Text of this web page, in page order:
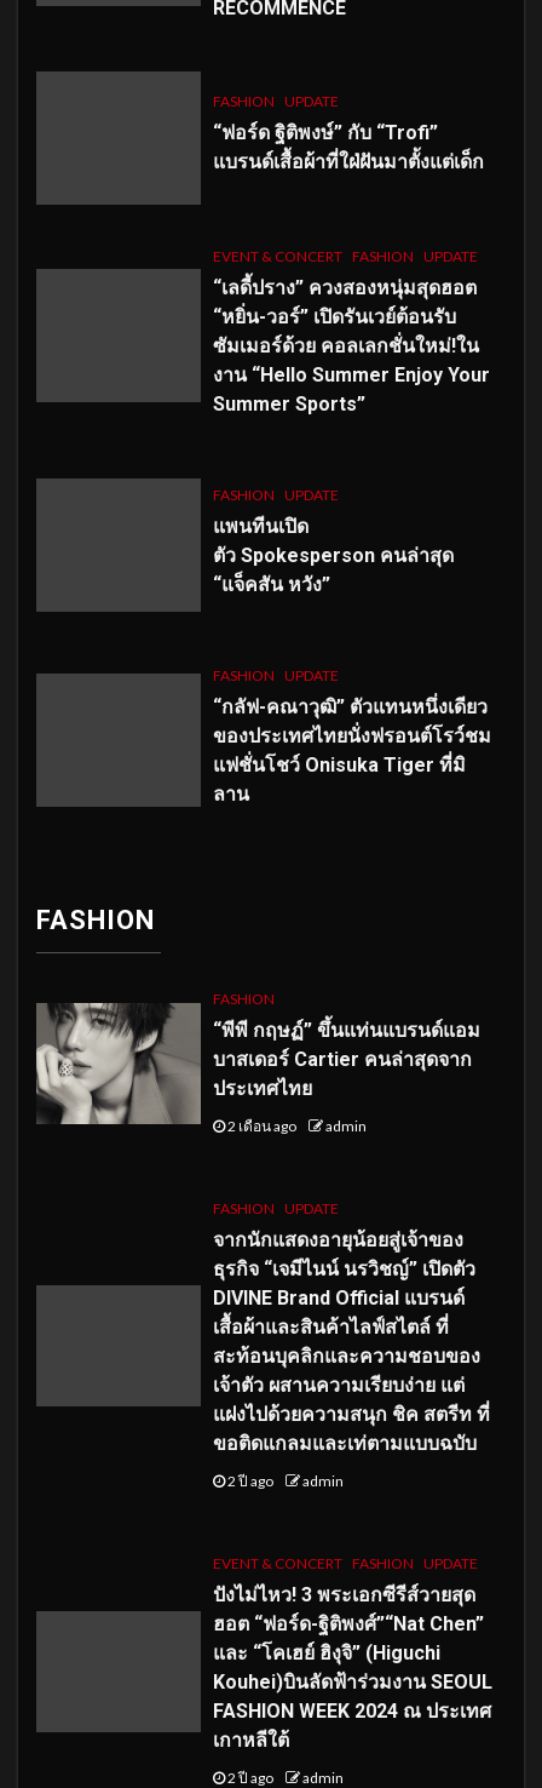
RECOMMENCÉ
FASHION UPDATE
“ฟอร์ด ฐิติพงษ์” กับ “Trofi”
แบรนด์เสื้อผ้าที่ใฝ่ฝันมาตั้งแต่เด็ก
EVENT & CONCERT FASHION UPDATE
“เลดี้ปราง” ควงสองหนุ่มสุดฮอต
“หยิ่น-วอร์” เปิดรันเวย์ต้อนรับ
ซัมเมอร์ด้วย คอลเลกชั่นใหม่!ใน
งาน “Hello Summer Enjoy Your
Summer Sports”
FASHION UPDATE
แพนทีนเปิด
ตัว Spokesperson คนล่าสุด
“แจ็คสัน หวัง”
FASHION UPDATE
“กลัฟ-คณาวุฒิ” ตัวแทนหนึ่งเดียว
ของประเทศไทยนั่งฟรอนต์โรว์ชม
แฟชั่นโชว์ Onisuka Tiger ที่มิ
ลาน
FASHION
FASHION
“พีพี กฤษฏ์” ขึ้นแท่นแบรนด์แอม
บาสเดอร์ Cartier คนล่าสุดจาก
ประเทศไทย
2 เดือน ago admin
FASHION UPDATE
จากนักแสดงอายุน้อยสู่เจ้าของ
ธุรกิจ “เจมีไนน์ นรวิชญ์” เปิดตัว
DIVINE Brand Official แบรนด์
เสื้อผ้าและสินค้าไลฟ์สไตล์ ที่
สะท้อนบุคลิกและความชอบของ
เจ้าตัว ผสานความเรียบง่าย แต่
แฝงไปด้วยความสนุก ชิค สตรีท ที่
ขอติดแกลมและเท่ตามแบบฉบับ
2 ปี ago admin
EVENT & CONCERT FASHION UPDATE
ปังไม่ไหว! 3 พระเอกซีรีส์วายสุด
ฮอต “ฟอร์ด-ฐิติพงศ์”“Nat Chen”
และ “โคเฮย์ ฮิงุจิ” (Higuchi
Kouhei)บินลัดฟ้าร่วมงาน SEOUL
FASHION WEEK 2024 ณ ประเทศ
เกาหลีใต้
2 ปี ago admin